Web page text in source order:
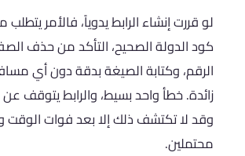
لو قررت إنشاء الرابط يدوياً، فالأمر
كود الدولة الصحيح، التأكد من حذف
الرقم، وكتابة الصيغة بدقة دون أي
زائدة. خطأ واحد بسيط، والرابط يتوقف
وقد لا تكتشف ذلك إلا بعد فوات الوقت
محتملين.